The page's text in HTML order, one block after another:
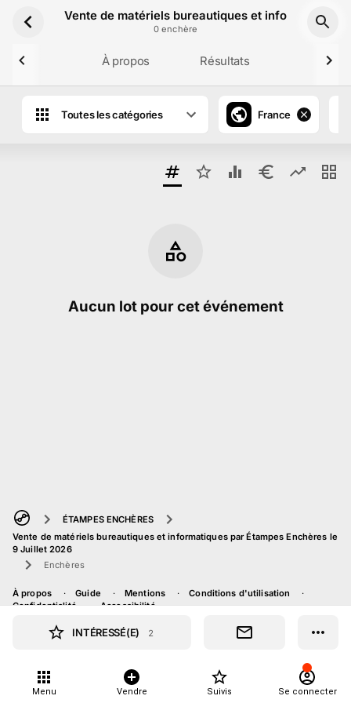
Vente de matériels bureautiques et informatiques
0 enchère
À propos Résultats
Toutes les catégories France
Aucun lot pour cet événement
ÉTAMPES ENCHÈRES
Vente de matériels bureautiques et informatiques par Étampes Enchères le
9 Juillet 2026
Enchères
À propos Guide Mentions
Conditions d'utilisation
Confidentialité
Accessibilité
INTÉRESSÉ(E) 2
Menu Vendre Suivis Se connecter